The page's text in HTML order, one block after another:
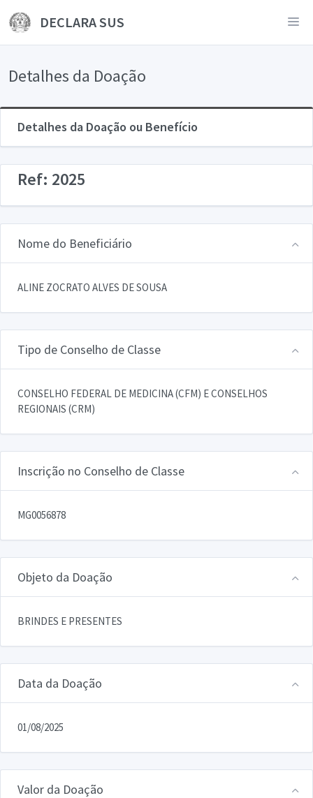
DECLARA SUS
Detalhes da Doação
Detalhes da Doação ou Benefício
Ref: 2025
Nome do Beneficiário
ALINE ZOCRATO ALVES DE SOUSA
Tipo de Conselho de Classe
CONSELHO FEDERAL DE MEDICINA (CFM) E CONSELHOS
REGIONAIS (CRM)
Inscrição no Conselho de Classe
MG0056878
Objeto da Doação
BRINDES E PRESENTES
Data da Doação
01/08/2025
Valor da Doação